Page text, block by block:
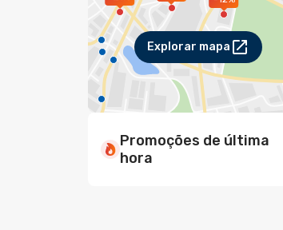
Explorar mapa
Promoções de última
hora